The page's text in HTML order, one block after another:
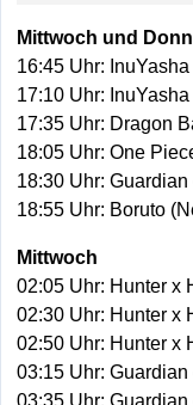
Mittwoch und
16:45 Uhr: InuYasha
17:10 Uhr: InuYasha
17:35 Uhr: Dragon
18:05 Uhr: One
18:30 Uhr:
18:55 Uhr: Boruto
Mittwoch
02:05 Uhr: Hunter x
02:30 Uhr: Hunter x
02:50 Uhr: Hunter x
03:15 Uhr:
03:35 Uhr: